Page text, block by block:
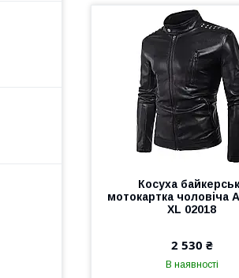
Косуха
мотокартка чоловіча
XL 02018
2 530 ₴
В наявності